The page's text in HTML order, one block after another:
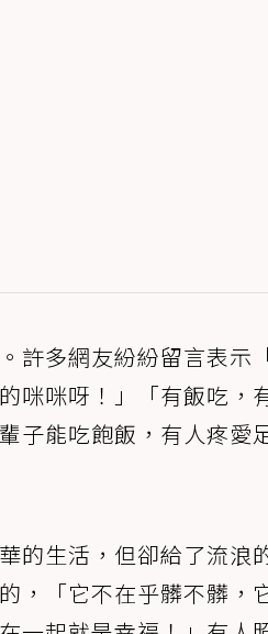
許多網友紛紛留言表示
咪咪呀！」「有飯吃，
子能吃飽飯，有人疼愛
的生活，但卻給了流浪
，「它不在乎髒不髒，